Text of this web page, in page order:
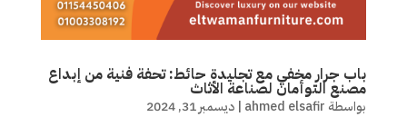
باب جرار مخفي مع تجليدة حائط: تحفة فنية من إبداع
مصنع التوأمان لصناعة الأثاث
بواسطة ahmed elsafir
| ديسمبر 31, 2024